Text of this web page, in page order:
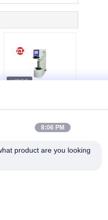
HBS-3000, tester
d'acciaio di durezza
8:06 PM
product are you looking